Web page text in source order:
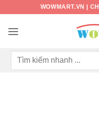
nội
WOWMART.VN |
Tìm